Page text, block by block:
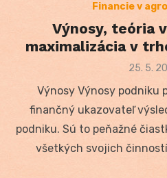
Financie v
Výnosy, teória
maximalizácia v
Posted
25. 5.
Výnosy Výnosy podniku
finančný ukazovateľ
podniku. Sú to peňažné
všetkých svojich